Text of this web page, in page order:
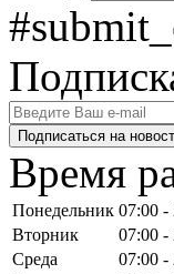
Подписаться на
Время
Понедельник 07:00 -
Вторник
07:00 -
Среда
07:00 -